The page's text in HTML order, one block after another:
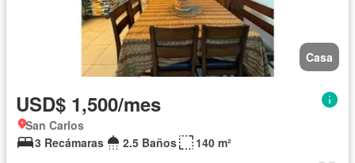
Casa
USD$ 1,500/mes
San Carlos
3 Recámaras
2.5 Baños 140 m²